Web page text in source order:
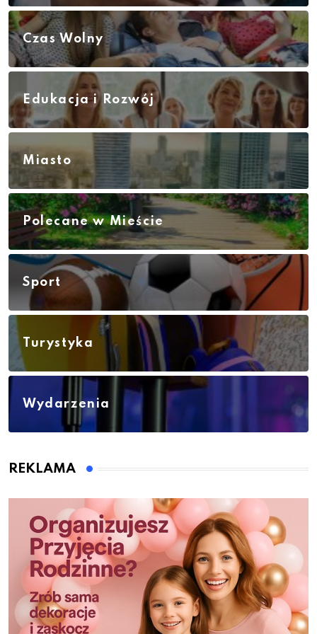
Czas Wolny
Edukacja i Rozwój
Miasto
Polecane w Mieście
Sport
Turystyka
Wydarzenia
REKLAMA